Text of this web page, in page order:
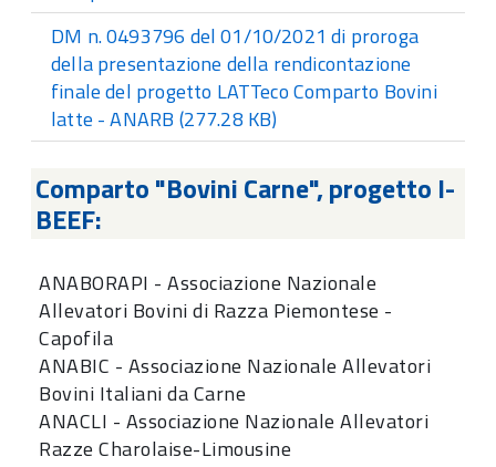
DM n. 0493796 del 01/10/2021 di proroga
della presentazione della rendicontazione
finale del progetto LATTeco Comparto Bovini
latte - ANARB (277.28 KB)
Comparto "Bovini Carne", progetto I-
BEEF:
ANABORAPI - Associazione Nazionale
Allevatori Bovini di Razza Piemontese -
Capofila
ANABIC - Associazione Nazionale Allevatori
Bovini Italiani da Carne
ANACLI - Associazione Nazionale Allevatori
Razze Charolaise-Limousine